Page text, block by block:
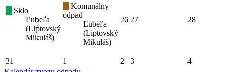
Sklo
Ľubeľa
(Liptovský
Mikuláš)
Komunálny
odpad
Ľubeľa
(Liptovský
Mikuláš)
26 27 28
31 1 2 3
4